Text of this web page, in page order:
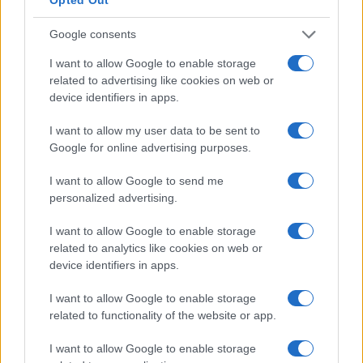
Google consents
I want to allow Google to enable storage
related to advertising like cookies on web or
device identifiers in apps.
I want to allow my user data to be sent to
Google for online advertising purposes.
I want to allow Google to send me
personalized advertising.
I want to allow Google to enable storage
related to analytics like cookies on web or
device identifiers in apps.
I want to allow Google to enable storage
related to functionality of the website or app.
I want to allow Google to enable storage
Freestyle navdušuje s poletno
Kovinska ograja po meri: kako
izbrati material, polnilo in
izvedbo
zadnja dva tedna skoraj brez
gneče, več udobja
Več iz kategorije Novice